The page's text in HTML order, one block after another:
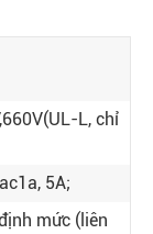
L, chỉ
5A;
mức (liên